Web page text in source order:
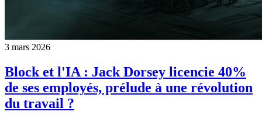
3 mars 2026
Block et l'IA : Jack Dorsey licencie 40%
de ses employés, prélude à une révolution
du travail ?